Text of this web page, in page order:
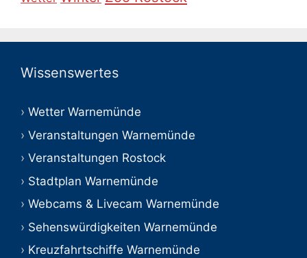
Wissenswertes
Wetter Warnemünde
Veranstaltungen Warnemünde
Veranstaltungen Rostock
Stadtplan Warnemünde
Webcams & Livecam Warnemünde
Sehenswürdigkeiten Warnemünde
Kreuzfahrtschiffe Warnemünde